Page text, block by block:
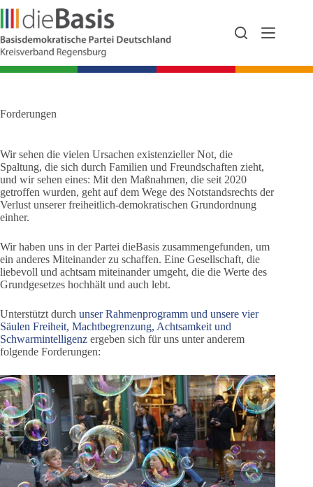
Inhalt
springen
Forderungen
Wir sehen die vielen Ursachen existenzieller Not, die
Spaltung, die sich durch Familien und Freundschaften zieht,
und wir sehen eines: Mit den Maßnahmen, die seit 2020
getroffen wurden, geht auf dem Wege des Notstandsrechts der
Verlust unserer freiheitlich-demokratischen Grundordnung
einher.
Wir haben uns in der Partei dieBasis zusammengefunden, um
ein anderes Miteinander zu schaffen. Eine Gesellschaft, die
liebevoll und achtsam miteinander umgeht, die die Werte des
Grundgesetzes hochhält und auch lebt.
Unterstützt durch unser Rahmenprogramm und unsere vier
Säulen Freiheit, Machtbegrenzung, Achtsamkeit und
Schwarmintelligenz ergeben sich für uns unter anderem
folgende Forderungen: